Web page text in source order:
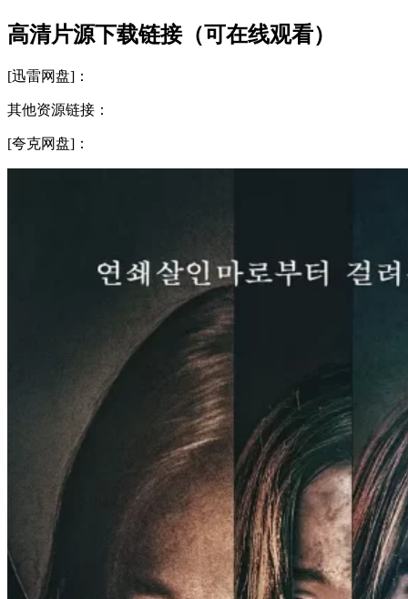
高清片源下载链接（可在线观看）
[迅雷网盘]：
其他资源链接：
[夸克网盘]：